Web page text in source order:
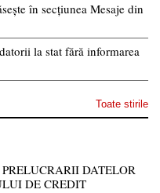
în secțiunea Mesaje din
la stat fără informarea
Toate stirile
DATELOR
DE CREDIT